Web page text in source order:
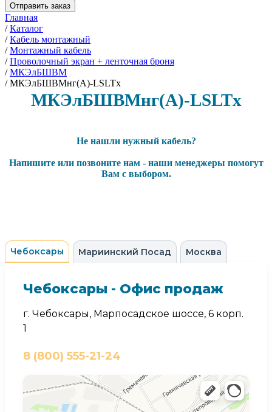
Отправить заказ
Главная
/Каталог
/Кабель монтажный
/Монтажный кабель
/Проволочный экран + ленточная броня
/МКЭлБШВМ
/МКЭлБШВМнг(А)-LSLTx
МКЭлБШВМнг(А)-LSLTx
Не нашли нужный кабель?
Напишите или позвоните нам - наши менеджеры помогут
Вам с выбором.
Чебоксары Мариинский Посад Москва
Чебоксары - Офис продаж
г. Чебоксары, Марпосадское шоссе, 6 корп.
1
8 (800) 555-21-24